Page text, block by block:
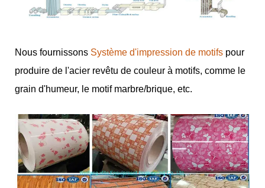
Nous fournissons Système d'impression de motifs pour
produire de l'acier revêtu de couleur à motifs, comme le
grain d'humeur, le motif marbre/brique, etc.